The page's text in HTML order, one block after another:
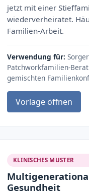
jetzt mit einer
wiederverheiratet.
Familien-Arbeit.
Verwendung für:
Patchworkfamilien-
gemischten
Vorlage öffnen
KLINISCHES MUSTER
Gesundheit